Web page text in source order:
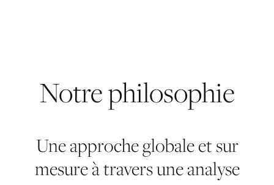
Notrephilosophie
Une approche globale et sur
mesure à travers une analyse